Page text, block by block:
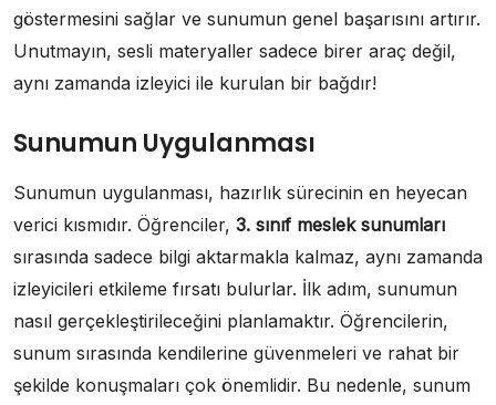
göstermesini sağlar ve sunumun genel başarısını artırır.
Unutmayın, sesli materyaller sadece birer araç değil,
aynı zamanda izleyici ile kurulan bir bağdır!
Sunumun Uygulanması
Sunumun uygulanması, hazırlık sürecinin en heyecan
verici kısmıdır. Öğrenciler, 3. sınıf meslek sunumları
sırasında sadece bilgi aktarmakla kalmaz, aynı zamanda
izleyicileri etkileme fırsatı bulurlar. İlk adım, sunumun
nasıl gerçekleştirileceğini planlamaktır. Öğrencilerin,
sunum sırasında kendilerine güvenmeleri ve rahat bir
şekilde konuşmaları çok önemlidir. Bu nedenle, sunum